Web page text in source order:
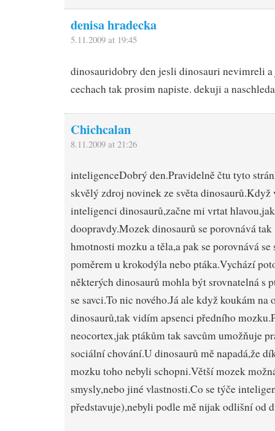
denisa hradecka
5.11.2009 at 19:45
dinosauridobry den jesli dinosauri nevimreli a
cechach tak prosim napiste. dekuji a
Chichcalan
8.11.2009 at 21:26
inteligenceDobrý den.Pravidelně čtu tyto
skvělý zdroj novinek ze světa
inteligenci dinosaurů,začne mi vrtat
doopravdy.Mozek dinosaurů se porovnává tak
hmotnosti mozku a těla,a pak se porovnává
poměrem u krokodýla nebo ptáka.Vychází
některých dinosaurů mohla být srovnatelná s
se savci.To nic nového.Já ale když koukám
dinosaurů,tak vidím apsenci předního
neocortex,jak ptákům tak savcům umožňuje
sociální chování.U dinosaurů mě napadá,že
mozku toho nebyli schopni.Větší mozek
smysly,nebo jiné vlastnosti.Co se týče
představuje),nebyli podle mě nijak odlišní od